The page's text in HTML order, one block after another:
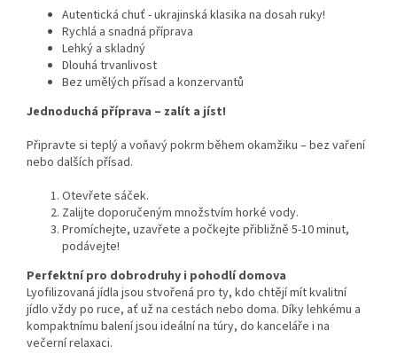
Autentická chuť - ukrajinská klasika na dosah ruky!
Rychlá a snadná příprava
Lehký a skladný
Dlouhá trvanlivost
Bez umělých přísad a konzervantů
Jednoduchá příprava – zalít a jíst!
Připravte si teplý a voňavý pokrm během okamžiku – bez vaření
nebo dalších přísad.
Otevřete sáček.
Zalijte doporučeným množstvím horké vody.
Promíchejte, uzavřete a počkejte přibližně 5-10 minut,
podávejte!
Perfektní pro dobrodruhy i pohodlí domova
Lyofilizovaná jídla jsou stvořená pro ty, kdo chtějí mít kvalitní
jídlo vždy po ruce, ať už na cestách nebo doma. Díky lehkému a
kompaktnímu balení jsou ideální na túry, do kanceláře i na
večerní relaxaci.